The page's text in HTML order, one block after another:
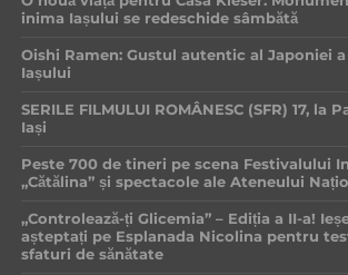
inima Iașului se redeschide sâmbătă
Oishi Ramen: Gustul autentic al Japoniei
Iașului
SERILE FILMULUI ROMÂNESC (SFR) 17, la
Iași
Peste 700 de tineri pe scena Festivalului
„Cătălina” și spectacole ale Ateneului
„Controlează-ți Glicemia” – Ediția a II-a!
așteptați pe Esplanada Nicolina pentru
sfaturi de sănătate